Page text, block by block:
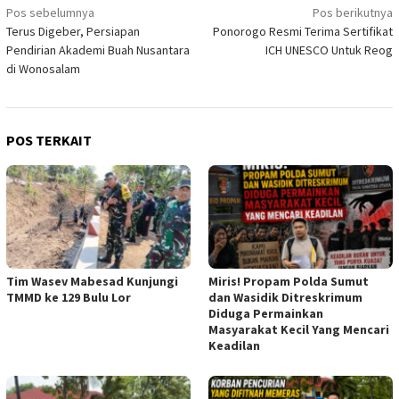
Navigasi
pos
Pos sebelumnya
Terus Digeber, Persiapan
Pendirian Akademi Buah Nusantara
di Wonosalam
Pos berikutnya
Ponorogo Resmi Terima Sertifikat
ICH UNESCO Untuk Reog
POS TERKAIT
Tim Wasev Mabesad Kunjungi
TMMD ke 129 Bulu Lor
Miris! Propam Polda Sumut
dan Wasidik Ditreskrimum
Diduga Permainkan
Masyarakat Kecil Yang Mencari
Keadilan